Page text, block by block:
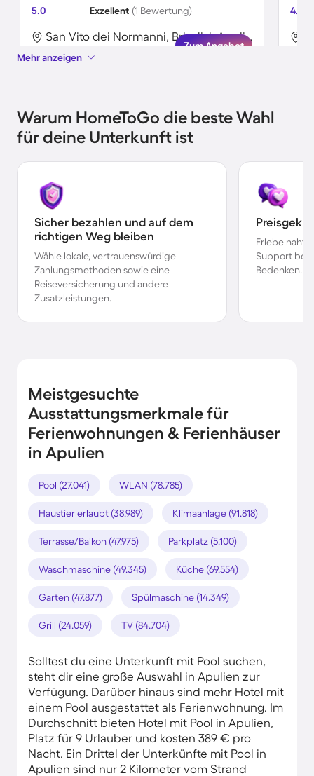
5.0
Exzellent (1 Bewertung)
San Vito dei Normanni, Brindisi, Apulien
Zum Angebot
4.7
Mehr anzeigen
Warum HomeToGo die beste Wahl
für deine Unterkunft ist
Sicher bezahlen und auf dem
richtigen Weg bleiben
Wähle lokale, vertrauenswürdige
Zahlungsmethoden sowie eine
Reiseversicherung und andere
Zusatzleistungen.
Erlebe
Support bei
Bedenken.
Meistgesuchte
Ausstattungsmerkmale für
Ferienwohnungen & Ferienhäuser
in Apulien
Pool (27.041) WLAN (78.785)
Haustier erlaubt (38.989) Klimaanlage (91.818)
Terrasse/Balkon (47.975) Parkplatz (5.100)
Waschmaschine (49.345) Küche (69.554)
Garten (47.877) Spülmaschine (14.349)
Grill (24.059) TV (84.704)
Solltest du eine Unterkunft mit Pool suchen,
steht dir eine große Auswahl in Apulien zur
Verfügung. Darüber hinaus sind mehr Hotel mit
einem Pool ausgestattet als Ferienwohnung. Im
Durchschnitt bieten Hotel mit Pool in Apulien,
Platz für 9 Urlauber und kosten 389 € pro
Nacht. Ein Drittel der Unterkünfte mit Pool in
Apulien sind nur 2 Kilometer vom Strand